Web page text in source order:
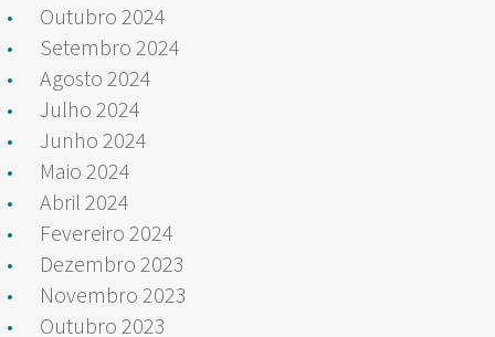
Outubro 2024
Setembro 2024
Agosto 2024
Julho 2024
Junho 2024
Maio 2024
Abril 2024
Fevereiro 2024
Dezembro 2023
Novembro 2023
Outubro 2023